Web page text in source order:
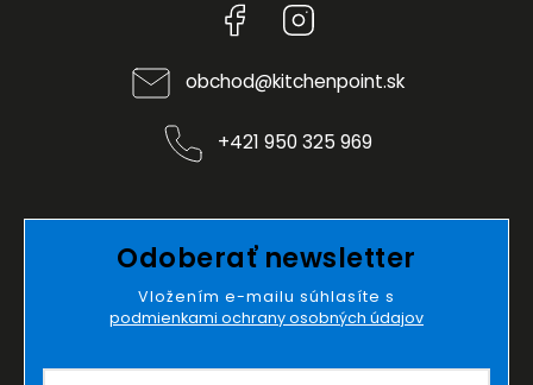
Facebook
obchod@kitchenpoint.sk
+421 950 325 969
Odoberať newsletter
Vložením e-mailu súhlasíte s
podmienkami ochrany osobných údajov